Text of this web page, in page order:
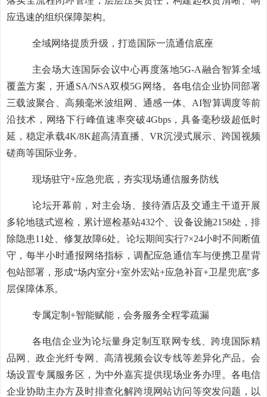
应迅速的组织保障架构。
全域网络提质升级，打造国际一流通信底座
主会场大连国际会议中心再度落地5G-A融合智算全域
覆盖方案，开通SA/NSA双模5G网络。各电信企业协同部署
三载波聚合、高频毫米波组网、通感一体、AI智算调度等前
沿技术，网络下行峰值速率突破4Gbps，具备毫秒级超低时
延，稳定承载4K/8K超高清直播、VR沉浸式展示、跨国视频
磋商等国际业务。
现场驻守+应急兜底，夯实现场通信服务防线
论坛开幕前，对主会场、接待酒店及交通主干道开展
多轮地毯式巡检，累计巡检基站432个、设备设施2158处，排
除隐患11处、修复故障6处。论坛期间实行7×24小时不间断值
守，每半小时通报网络指标，调配应急通信车与便携卫星背
包站部署，形成“场内室分+室外宏站+应急补盲+卫星兜底”多
层保障体系。
专属定制+智能赋能，会务服务全程零疏漏
各电信企业为论坛量身定制互联网专线、跨境国际精
品网、政企光纤专网、高清视频会议专线等差异化产品。会
场设置专属服务区，为中外嘉宾提供现场业务办理。各电信
企业协助主办方及时排查化解跨境网站访问等突发问题，以